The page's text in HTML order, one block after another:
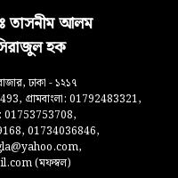
তাসনীম আলম
হক
ঢাকা - ১২১৭
গ্রামবাংলা: 01792483321,
01753753708,
01734036846,
(মফস্বল)